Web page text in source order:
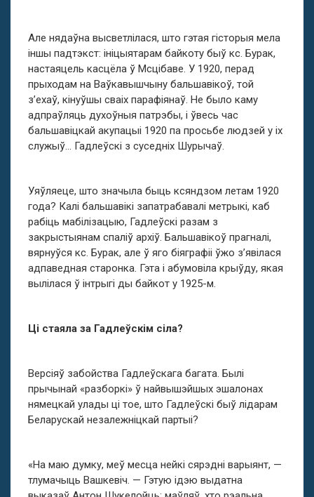
Але нядаўна высветлілася, што гэтая гісторыя мела
іншы падтэкст: ініцыятарам байкоту быў кс. Бурак,
настаяцель касцёла ў Мсцібаве. У 1920, перад
прыходам на Ваўкавышчыну бальшавікоў, той
з’ехаў, кінуўшы сваіх парафіянаў. Не было каму
адпраўляць духоўныя патрэбы, і ўвесь час
бальшавіцкай акупацыі 1920 па просьбе людзей у іх
служыў… Гадлеўскі з суседніх Шурычаў.
Уяўляеце, што значыла быць ксяндзом летам 1920
года? Калі бальшавікі запатрабавалі метрыкі, каб
рабіць мабілізацыю, Гадлеўскі разам з
закрыстыянам спаліў архіў. Бальшавікоў прагналі,
вярнуўся кс. Бурак, але ў яго біяграфіі ўжо з’явілася
адпаведная старонка. Гэта і абумовіла крыўду, якая
вылілася ў інтрыгі ды байкот у 1925-м.
Ці стаяла за Гадлеўскім сіла?
Версіяў забойства Гадлеўскага багата. Былі
прычынай «разборкі» ў найвышэйшых эшалонах
нямецкай улады ці тое, што Гадлеўскі быў лідарам
Беларускай незалежніцкай партыі?
«На маю думку, меў месца нейкі сярэдні варыянт, —
тлумачыць Вашкевіч. — Гэтую ідэю выдатна